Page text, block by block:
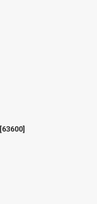
[63600]